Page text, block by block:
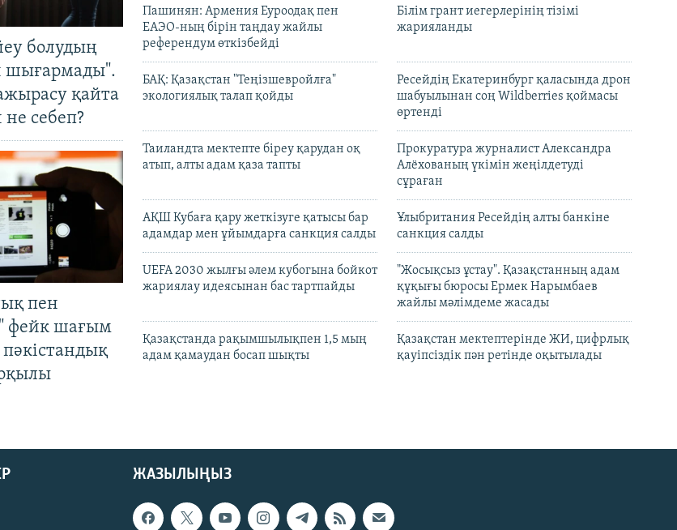
болудың
шығармады".
қайта
себеп?
пен
фейк шағым
Пашинян: Армения Еуроодақ пен
ЕАЭО-ның бірін таңдау жайлы
референдум өткізбейді
Білім грант иегерлерінің тізімі
жарияланды
БАҚ: Қазақстан "Теңізшевройлға"
экологиялық талап қойды
Ресейдің Екатеринбург қаласында дрон
шабуылынан соң Wildberries қоймасы
өртенді
Таиландта мектепте біреу қарудан оқ
атып, алты адам қаза тапты
Прокуратура журналист Александра
Алёхованың үкімін жеңілдетуді
сұраған
АҚШ Кубаға қару жеткізуге қатысы бар
адамдар мен ұйымдарға санкция салды
Ұлыбритания Ресейдің алты банкіне
санкция салды
UEFA 2030 жылғы әлем кубогына бойкот
жариялау идеясынан бас тартпайды
"Жосықсыз ұстау". Қазақстанның адам
құқығы бюросы Ермек Нарымбаев
жайлы мәлімдеме жасады
Қазақстанда рақымшылықпен 1,5 мың
адам қамаудан босап шықты
Қазақстан мектептерінде ЖИ, цифрлық
қауіпсіздік пән ретінде оқытылады
ЖАЗЫЛЫҢЫЗ